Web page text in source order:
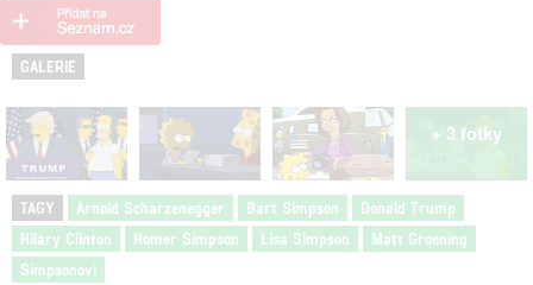
GALERIE
+ 3 fotky
TAGY Arnold Scharzenegger Bart Simpson
Donald Trump
Hilary Clinton
Homer Simpson Lisa Simpson
Matt Groening
Simpsonovi